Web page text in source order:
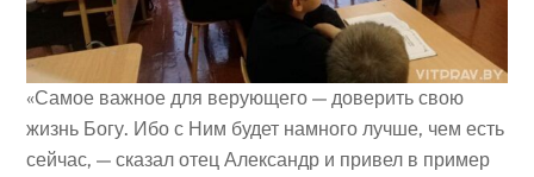
«Самое важное для верующего — доверить свою
жизнь Богу. Ибо с Ним будет намного лучше, чем есть
сейчас, — сказал отец Александр и привел в пример